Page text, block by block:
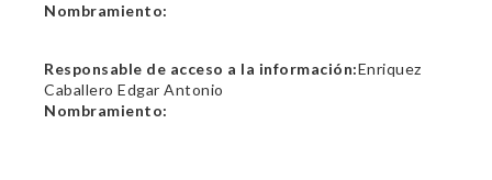
Nombramiento:
Responsable de acceso a la información:Enriquez
Caballero Edgar Antonio
Nombramiento: